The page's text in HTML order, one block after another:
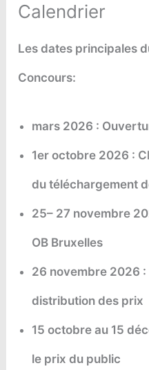
Calendrier
Les dates principales
Concours:
mars 2026 :
1er octobre 2026 :
du téléchargement
25– 27 novembre
OB Bruxelles
26 novembre 2026
distribution des prix
15 octobre au 15
le prix du public